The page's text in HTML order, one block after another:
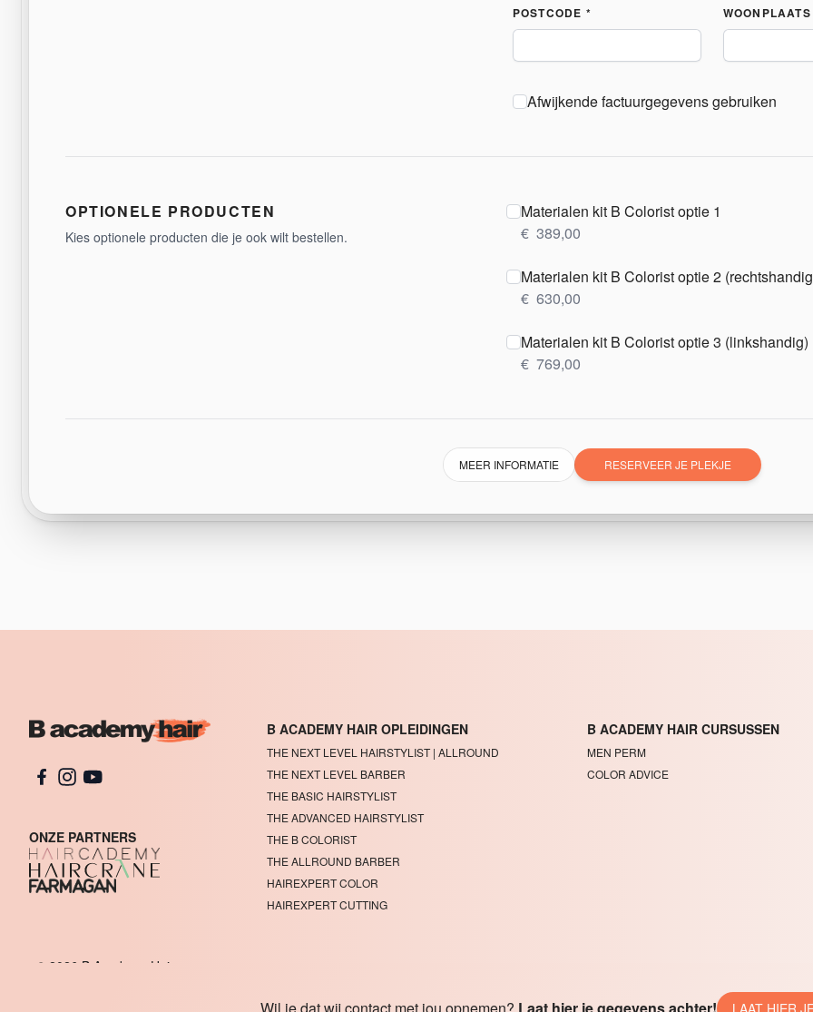
POSTCODE *
Afwijkende factuurgegevens gebruiken
OPTIONELE PRODUCTEN
Kies optionele producten die je ook wilt bestellen.
Materialen kit B Colorist optie 1
€ 389,00
Materialen kit B Colorist optie 2
€ 630,00
Materialen kit B Colorist optie 3 (linkshandig)
€ 769,00
MEER INFORMATIE RESERVEER JE PLEKJE
LAAT HIER
ONZE PARTNERS
B ACADEMY HAIR OPLEIDINGEN
THE NEXT LEVEL HAIRSTYLIST | ALLROUND
THE NEXT LEVEL BARBER
THE BASIC HAIRSTYLIST
THE ADVANCED HAIRSTYLIST
THE B COLORIST
THE ALLROUND BARBER
HAIREXPERT COLOR
HAIREXPERT CUTTING
B ACADEMY HAIR CURSUSSEN
MEN PERM
COLOR ADVICE
© 2026 B Academy Hair.